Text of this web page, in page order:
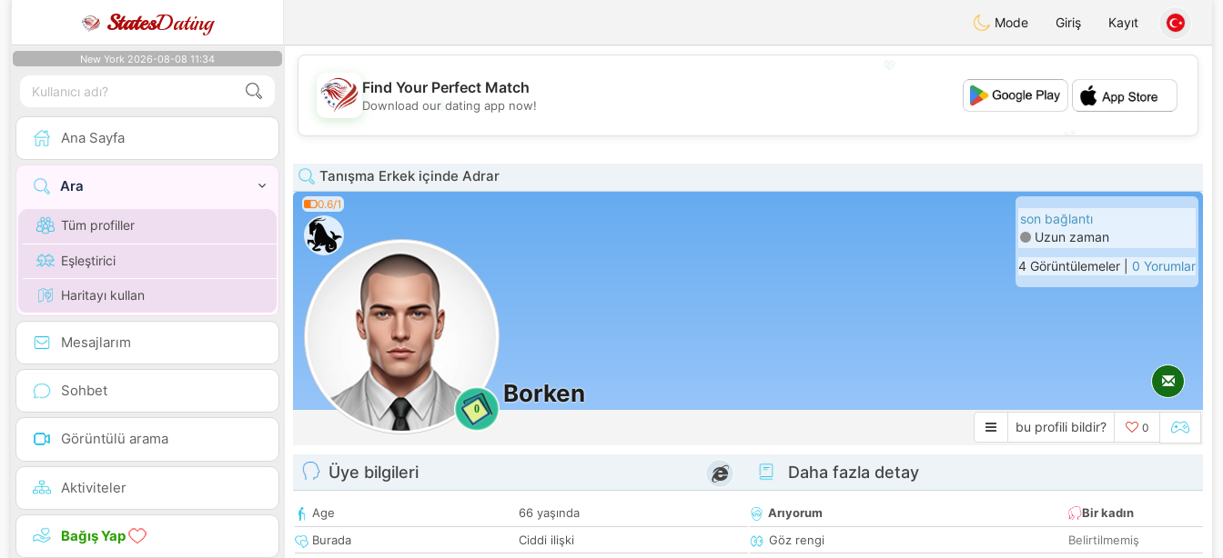
StatesDating Mode Giriş Kayıt
New York 2026-08-08 11:34
Ana Sayfa
Ara
Tüm profiller
Eşleştirici
Haritayı kullan
Mesajlarım
Sohbet
Görüntülü arama
Aktiviteler
Bağış Yap
💖
💕
Find Your Perfect Match
Download our dating app now!
Tanışma Erkek içinde Adrar
0.6/1
0
Borken
son bağlantı
Uzun zaman
4 Görüntülemeler | 0 Yorumlar
bu profili bildir? 0
Üye bilgileri
Age
66 yaşında
Burada
Ciddi ilişki
Daha fazla detay
Arıyorum
Bir kadın
Göz rengi
Belirtilmemiş